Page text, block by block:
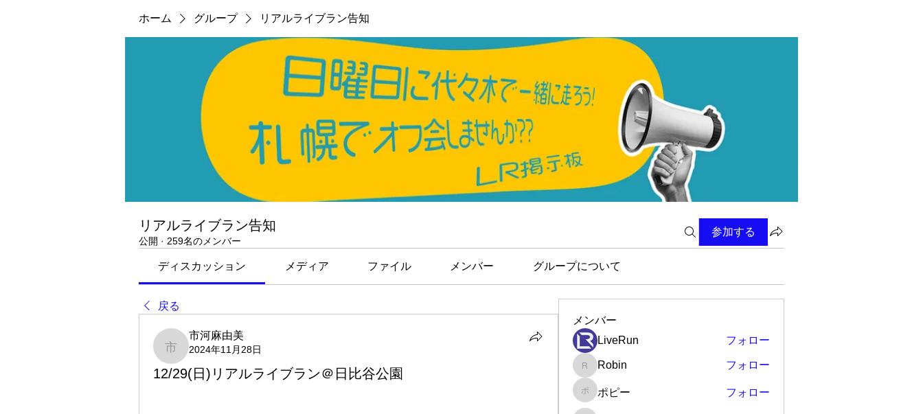
ホーム グループ リアルライブラン告知
リアルライブラン告知
公開 · 259名のメンバー
参加する
ディスカッション メディア ファイル メンバー グループについて
戻る
市河麻由美
市河麻由美
2024年11月28日
12/29(日)リアルライブラン＠日比谷公園
メンバー
LiveRun
フォロー
Robin
Robin フォロー
ポピーポピー フォロー